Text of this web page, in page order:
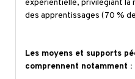
expérientielle, privilégiant la
des apprentissages (70 %
Les moyens et supports
comprennent notamment :